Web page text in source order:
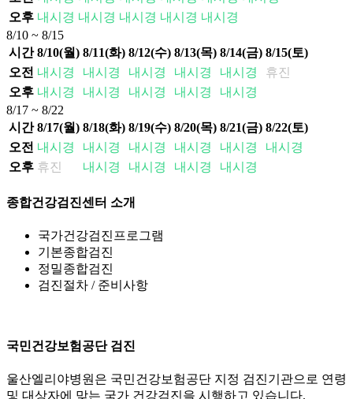
오후 내시경 내시경 내시경 내시경 내시경
8/10 ~ 8/15
시간 8/10(월) 8/11(화) 8/12(수) 8/13(목) 8/14(금) 8/15(토)
오전 내시경 내시경 내시경 내시경 내시경
휴진
오후 내시경 내시경 내시경 내시경
내시경
8/17 ~ 8/22
시간 8/17(월) 8/18(화) 8/19(수) 8/20(목) 8/21(금) 8/22(토)
오전 내시경 내시경 내시경 내시경 내시경
내시경
오후 휴진 내시경 내시경 내시경 내시경
종합건강검진센터 소개
국가건강검진프로그램
기본종합검진
정밀종합검진
검진절차 / 준비사항
국민건강보험공단 검진
울산엘리야병원은 국민건강보험공단 지정 검진기관으로 연령
및 대상자에 맞는 국가 건강검진을 시행하고 있습니다.